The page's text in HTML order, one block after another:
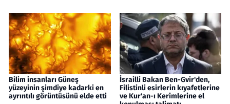
Bilim insanları Güneş
yüzeyinin şimdiye kadarki en
ayrıntılı görüntüsünü elde etti
İsrailli Bakan Ben-Gvir'den,
Filistinli esirlerin kıyafetlerine
ve Kur'an-ı Kerimlerine el